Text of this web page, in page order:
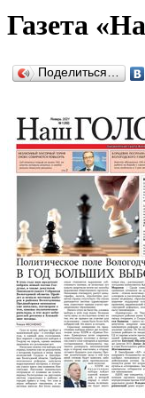
Газета
Поделиться…